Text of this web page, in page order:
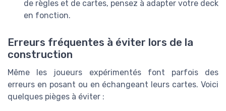
de règles et de cartes, pensez à adapter votre deck
en fonction.
Erreurs fréquentes à éviter lors de la
construction
Même les joueurs expérimentés font parfois des
erreurs en posant ou en échangeant leurs cartes. Voici
quelques pièges à éviter :